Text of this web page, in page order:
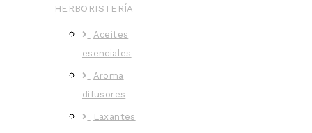
HERBORISTERÍA
Aceites
esenciales
Aroma
difusores
Laxantes